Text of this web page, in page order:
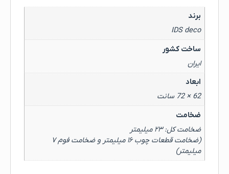
برند
IDS deco
ساخت کشور
ایران
ابعاد
62 × 72 سانت
ضخامت
ضخامت کل: ۲۳ میلیمتر
(ضخامت قطعات چوب ۱۶ میلیمتر و ضخامت فوم ۷
میلیمتر)